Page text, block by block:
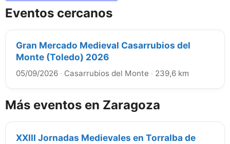
Eventos cercanos
Gran Mercado Medieval Casarrubios del
Monte (Toledo) 2026
05/09/2026 · Casarrubios del Monte · 239,6 km
Más eventos en Zaragoza
XXIII Jornadas Medievales en Torralba de